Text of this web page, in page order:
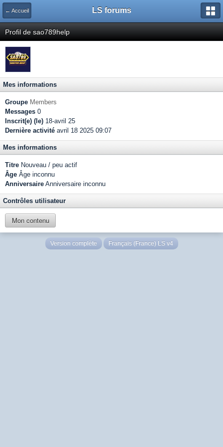
← Accueil LS forums
Profil de sao789help
Mes informations
Groupe Members
Messages 0
Inscrit(e) (le) 18-avril 25
Dernière activité avril 18 2025 09:07
Mes informations
Titre Nouveau / peu actif
Âge Âge inconnu
Anniversaire Anniversaire inconnu
Contrôles utilisateur
Mon contenu
Version complète Français (France) LS v4